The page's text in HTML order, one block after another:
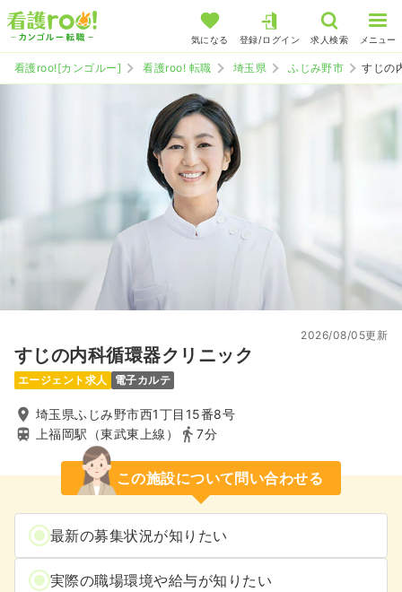
気になる 登録/ログイン 求人検索 メニュー
看護roo![カンゴルー] 看護roo! 転職 埼玉県 ふじみ野市 すじの
すじの内科循環器クリニック
2026/08/05更新
エージェント求人 電子カルテ
埼玉県ふじみ野市西1丁目15番8号
上福岡駅（東武東上線）
7分
この施設について問い合わせる
最新の募集状況が知りたい
実際の職場環境や給与が知りたい